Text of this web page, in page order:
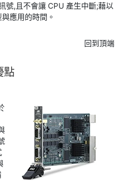
號,且不會讓 CPU 產生中斷;藉以
應用的時間。
回到頂端
點